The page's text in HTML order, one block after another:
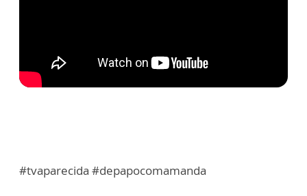
#tvaparecida #depapocomamanda